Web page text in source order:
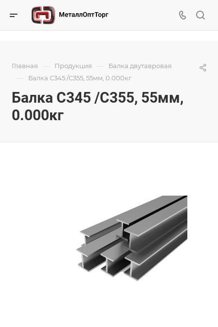
Главная — Продукция — Балка двутавровая
— Балка С345 /С355, 55мм, 0.000кг
Балка С345 /С355, 55мм,
0.000кг